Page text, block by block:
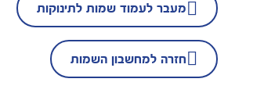
מעבר לעמוד שמות לתינוקות
חזרה למחשבון השמות